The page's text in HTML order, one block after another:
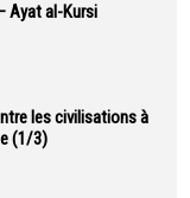
Ayat al-Kursi
les civilisations à
(1/3)